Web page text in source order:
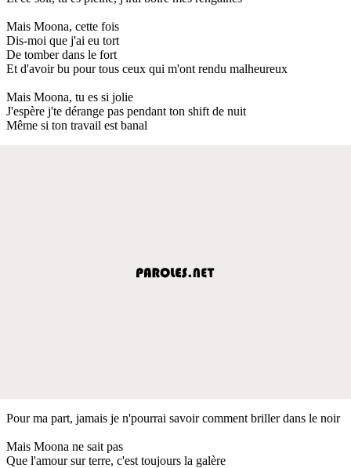
Mais Moona, cette fois
Dis-moi que j'ai eu tort
De tomber dans le fort
Et d'avoir bu pour tous ceux qui m'ont rendu malheureux
Mais Moona, tu es si jolie
J'espère j'te dérange pas pendant ton shift de nuit
Même si ton travail est banal
Pour ma part, jamais je n'pourrai savoir comment briller dans le noir
Mais Moona ne sait pas
Que l'amour sur terre, c'est toujours la galère